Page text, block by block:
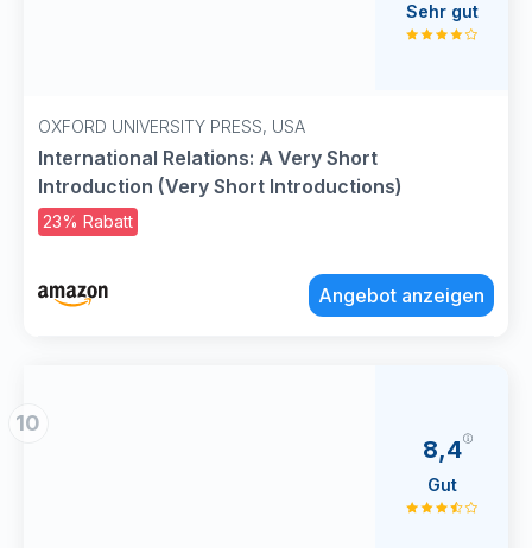
OXFORD UNIVERSITY PRESS, USA
International Relations: A Very Short
Introduction (Very Short Introductions)
23% Rabatt
Sehr gut
Angebot anzeigen
10
8,4
Gut